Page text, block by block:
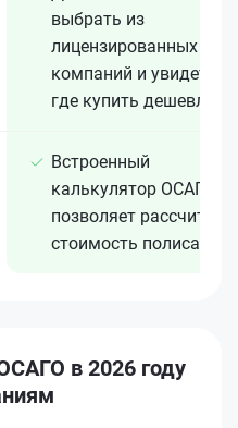
выбрать из
лицензированных 15+
компаний и увидеть,
где купить дешевле
Встроенный
калькулятор ОСАГО
позволяет рассчитать
стоимость полиса
в 2026 году